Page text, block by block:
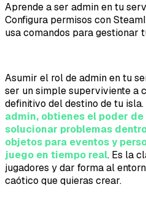
Aprende a ser admin en tu
Configura permisos con
usa comandos para gestionar
Asumir el rol de admin en tu
ser un simple superviviente a
definitivo del destino de tu isla.
admin, obtienes el poder
solucionar problemas
objetos para eventos y
juego en tiempo real. Es la
jugadores y dar forma al
caótico que quieras crear.